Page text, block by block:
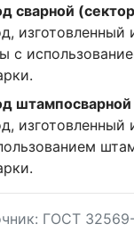
сварной
изготовленный
с
штампосварной
изготовленный
ГОСТ